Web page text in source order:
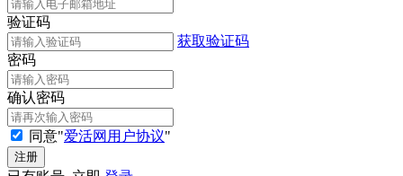
验证码
获取验证码
密码
确认密码
同意"爱活网用户协议"